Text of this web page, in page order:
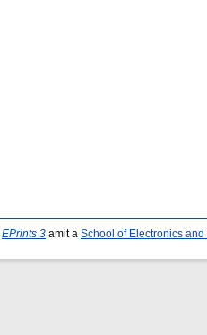
EPrints 3 amit a School of Electronics